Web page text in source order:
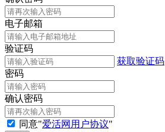
电子邮箱
验证码
获取验证码
密码
确认密码
同意"爱活网用户协议"